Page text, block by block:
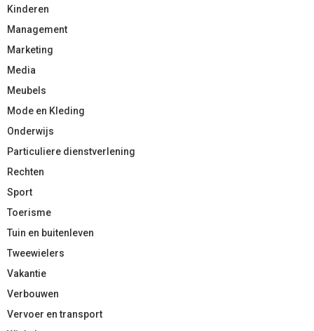
Kinderen
Management
Marketing
Media
Meubels
Mode en Kleding
Onderwijs
Particuliere dienstverlening
Rechten
Sport
Toerisme
Tuin en buitenleven
Tweewielers
Vakantie
Verbouwen
Vervoer en transport